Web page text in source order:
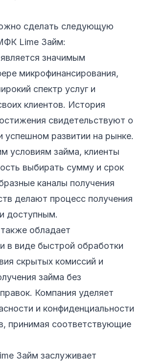
сделать следующую
Lime Займ:
значимым
микрофинансирования,
спектр услуг и
клиентов. История
свидетельствуют о
успешном развитии на рынке.
условиям займа, клиенты
выбирать сумму и срок
каналы получения
делают процесс получения
доступным.
обладает
в виде быстрой обработки
скрытых комиссий и
займа без
Компания уделяет
и конфиденциальности
принимая соответствующие
Займ заслуживает